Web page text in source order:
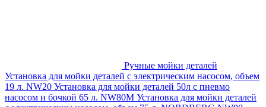
Ручные мойки деталей
Установка для мойки деталей с электрическим насосом, объем
19 л. NW20 Установка для мойки деталей 50л с пневмо
насосом и бочкой 65 л. NW80M Установка для мойки деталей